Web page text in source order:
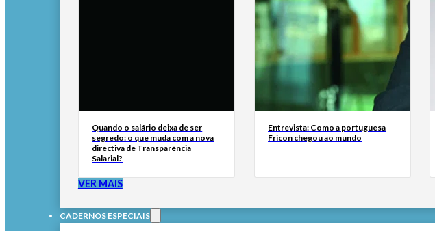
Quando o salário deixa de ser
segredo: o que muda com a nova
directiva de Transparência
Salarial?
Entrevista: Como a portuguesa
Fricon chegou ao mundo
VER MAIS
CADERNOS ESPECIAIS